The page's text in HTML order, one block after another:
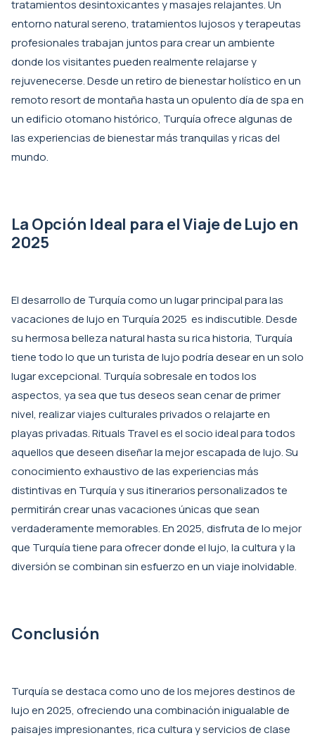
tratamientos desintoxicantes y masajes relajantes. Un
entorno natural sereno, tratamientos lujosos y terapeutas
profesionales trabajan juntos para crear un ambiente
donde los visitantes pueden realmente relajarse y
rejuvenecerse. Desde un retiro de bienestar holístico en un
remoto resort de montaña hasta un opulento día de spa en
un edificio otomano histórico, Turquía ofrece algunas de
las experiencias de bienestar más tranquilas y ricas del
mundo.
La Opción Ideal para el Viaje de Lujo en
2025
El desarrollo de Turquía como un lugar principal para las
vacaciones de lujo en Turquía 2025 es indiscutible. Desde
su hermosa belleza natural hasta su rica historia, Turquía
tiene todo lo que un turista de lujo podría desear en un solo
lugar excepcional. Turquía sobresale en todos los
aspectos, ya sea que tus deseos sean cenar de primer
nivel, realizar viajes culturales privados o relajarte en
playas privadas. Rituals Travel es el socio ideal para todos
aquellos que deseen diseñar la mejor escapada de lujo. Su
conocimiento exhaustivo de las experiencias más
distintivas en Turquía y sus itinerarios personalizados te
permitirán crear unas vacaciones únicas que sean
verdaderamente memorables. En 2025, disfruta de lo mejor
que Turquía tiene para ofrecer donde el lujo, la cultura y la
diversión se combinan sin esfuerzo en un viaje inolvidable.
Conclusión
Turquía se destaca como uno de los mejores destinos de
lujo en 2025, ofreciendo una combinación inigualable de
paisajes impresionantes, rica cultura y servicios de clase